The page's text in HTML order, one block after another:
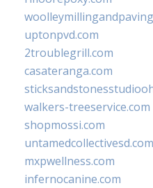
uptonpvd.com
2troublegrill.com
casateranga.com
walkers-treeservice.com
shopmossi.com
untamedcollectivesd.com
mxpwellness.com
infernocanine.com